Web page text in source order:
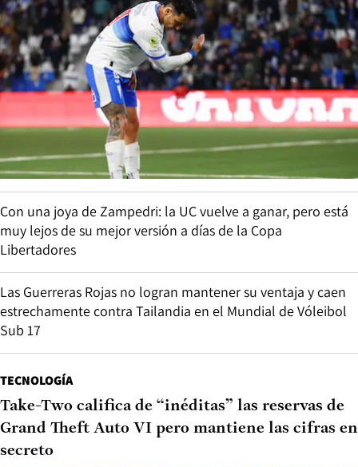
Con una joya de Zampedri: la UC vuelve a ganar, pero está
muy lejos de su mejor versión a días de la Copa
Libertadores
Las Guerreras Rojas no logran mantener su ventaja y caen
estrechamente contra Tailandia en el Mundial de Vóleibol
Sub 17
TECNOLOGÍA
Take-Two califica de “inéditas” las reservas de
Grand Theft Auto VI pero mantiene las cifras en
secreto